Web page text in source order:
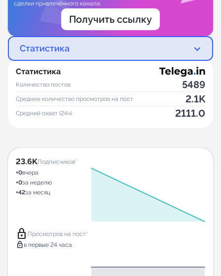
сделки привлечённого канала.
Получить ссылку
Статистика
Статистика
Количество постов 5489
Среднее количество просмотров на пост 2.1K
Средний охват (24ч) 2111.0
23.6KПодписчиков*
+0вчера
+0за неделю
+42за месяц
lock Просмотров на пост*
lock в первые 24 часа